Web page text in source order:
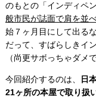
のもとの「インディペ
般市民が誌面で肩を並
始７ヶ月目にして出る
だって、すばらしきイ
（尚更サボっちゃダメ
今回紹介するのは、
日
21ヶ所の本屋で取り扱